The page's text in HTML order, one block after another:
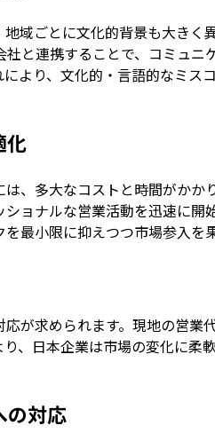
域ごとに文化的背景も大きく
と連携することで、コミュ
より、文化的・言語的なミス
化
、多大なコストと時間がかか
ョナルな営業活動を迅速に開
最小限に抑えつつ市場参入を
が求められます。現地の営
、日本企業は市場の変化に柔
の対応